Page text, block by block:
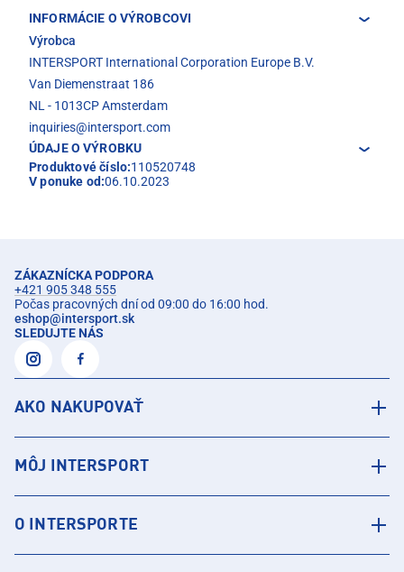
INFORMÁCIE O VÝROBCOVI
Výrobca
INTERSPORT International Corporation Europe B.V.
Van Diemenstraat 186
NL - 1013CP Amsterdam
inquiries@intersport.com
ÚDAJE O VÝROBKU
Produktové číslo:110520748
V ponuke od:06.10.2023
ZÁKAZNÍCKA PODPORA
+421 905 348 555
Počas pracovných dní od 09:00 do 16:00 hod.
eshop@intersport.sk
SLEDUJTE NÁS
AKO NAKUPOVAŤ
MÔJ INTERSPORT
O INTERSPORTE